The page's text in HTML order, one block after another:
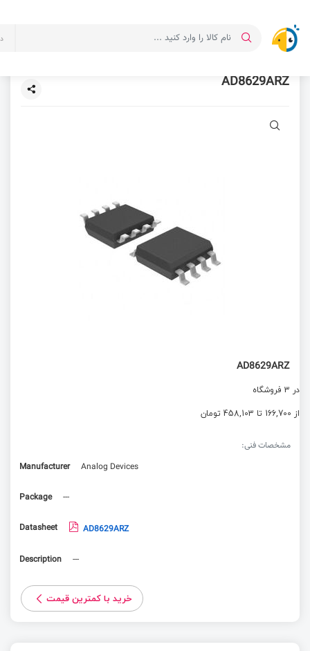
AD8629ARZ
AD8629ARZ
در 3 فروشگاه
از 166,700 تا 458,103 تومان
مشخصات فنی:
Manufacturer
Analog Devices
Package ---
Datasheet AD8629ARZ
Description ---
خرید با کمترین قیمت